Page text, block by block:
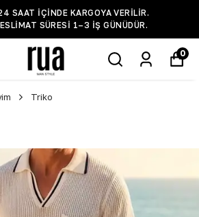
SAAT IÇINDE KARGOYA VERILIR.
SÜRESI 1–3 IŞ GÜNÜDÜR.
0
Triko